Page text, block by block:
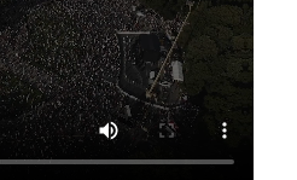
#Menschenwürde #Rechtsstaat